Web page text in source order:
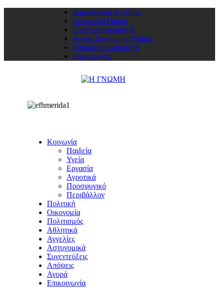
Δημοσιεύση Αγγελίας
Αναγγελία Γάμου
Γίνετε συνδρομητής
Αγορά Συνδρομής Online
Είσοδος συνδρομητή
Επικοινωνία
Κοινωνία
Παιδεία
Υγεία
Εργασία
Αγροτικά
Προσφυγικό
Περιβάλλον
Πολιτική
Οικονομία
Πολιτισμός
Αθλητικά
Αγγελίες
Αστυνομικά
Συνεντεύξεις
Απόψεις
Αγορά
Επικοινωνία